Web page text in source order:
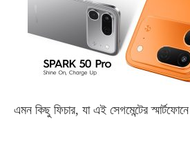
এমন কিছু ফিচার, যা এই সেগমেন্টের